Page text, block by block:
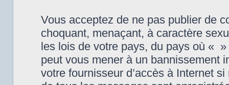
Vous acceptez de ne pas publier de
choquant, menaçant, à caractère
les lois de votre pays, du pays où «
peut vous mener à un bannissement
votre fournisseur d’accès à Internet